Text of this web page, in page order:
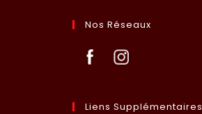
Nos Réseaux
Liens Supplémentaires